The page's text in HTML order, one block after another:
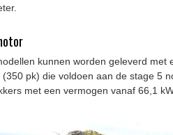
kunnen worden geleverd
(350 pk) die voldoen aan de stage 5
met een vermogen vanaf 66,1